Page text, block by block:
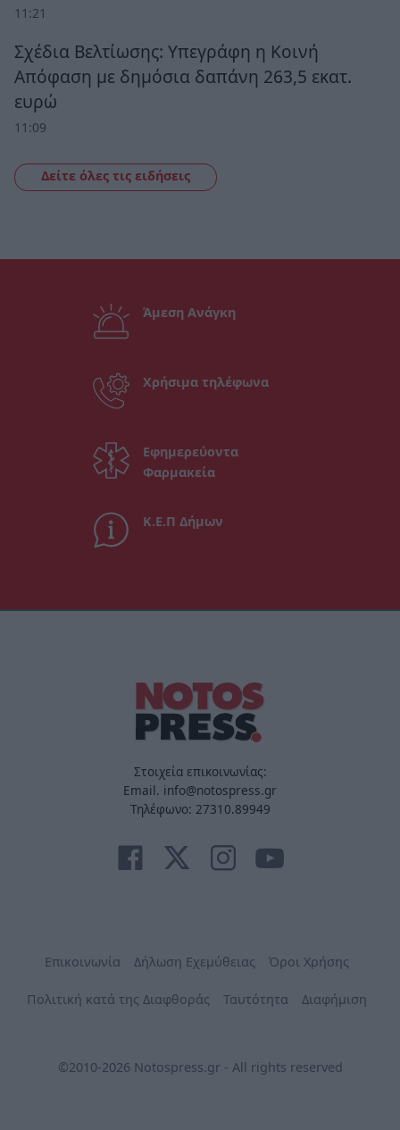
11:21
Σχέδια Βελτίωσης: Υπεγράφη η Κοινή
Απόφαση με δημόσια δαπάνη 263,5 εκατ.
ευρώ
11:09
Δείτε όλες τις ειδήσεις
Άμεση Ανάγκη
Χρήσιμα τηλέφωνα
Εφημερεύοντα
Φαρμακεία
Κ.Ε.Π Δήμων
Στοιχεία επικοινωνίας:
Email. info@notospress.gr
Τηλέφωνο: 27310.89949
Επικοινωνία Δήλωση Εχεμύθειας Όροι Χρήσης
Πολιτική κατά της Διαφθοράς Ταυτότητα Διαφήμιση
©2010-2026 Notospress.gr - All rights reserved